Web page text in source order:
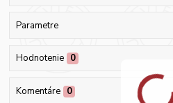
Parametre
Hodnotenie 0
Komentáre 0